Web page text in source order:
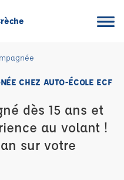
CHEZ AUTO-ÉCOLE ECF
dès 15 ans et
au volant !
sur votre